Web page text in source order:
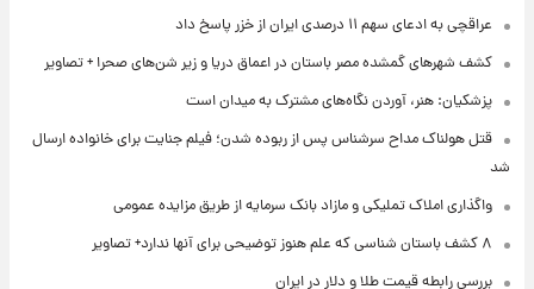
عراقچی به ادعای سهم ۱۱ درصدی ایران از خزر پاسخ داد
کشف شهرهای گمشده مصر باستان در اعماق دریا و زیر شن‌های صحرا + تصاویر
پزشکیان: هنر، آوردن نگاه‌های مشترک به میدان است
قتل هولناک مداح سرشناس پس از ربوده شدن؛ فیلم جنایت برای خانواده ارسال
شد
واگذاری املاک تملیکی و مازاد بانک سرمایه از طریق مزایده عمومی
۸ کشف باستان شناسی که علم هنوز توضیحی برای آنها ندارد+ تصاویر
بررسی رابطه قیمت طلا و دلار در ایران